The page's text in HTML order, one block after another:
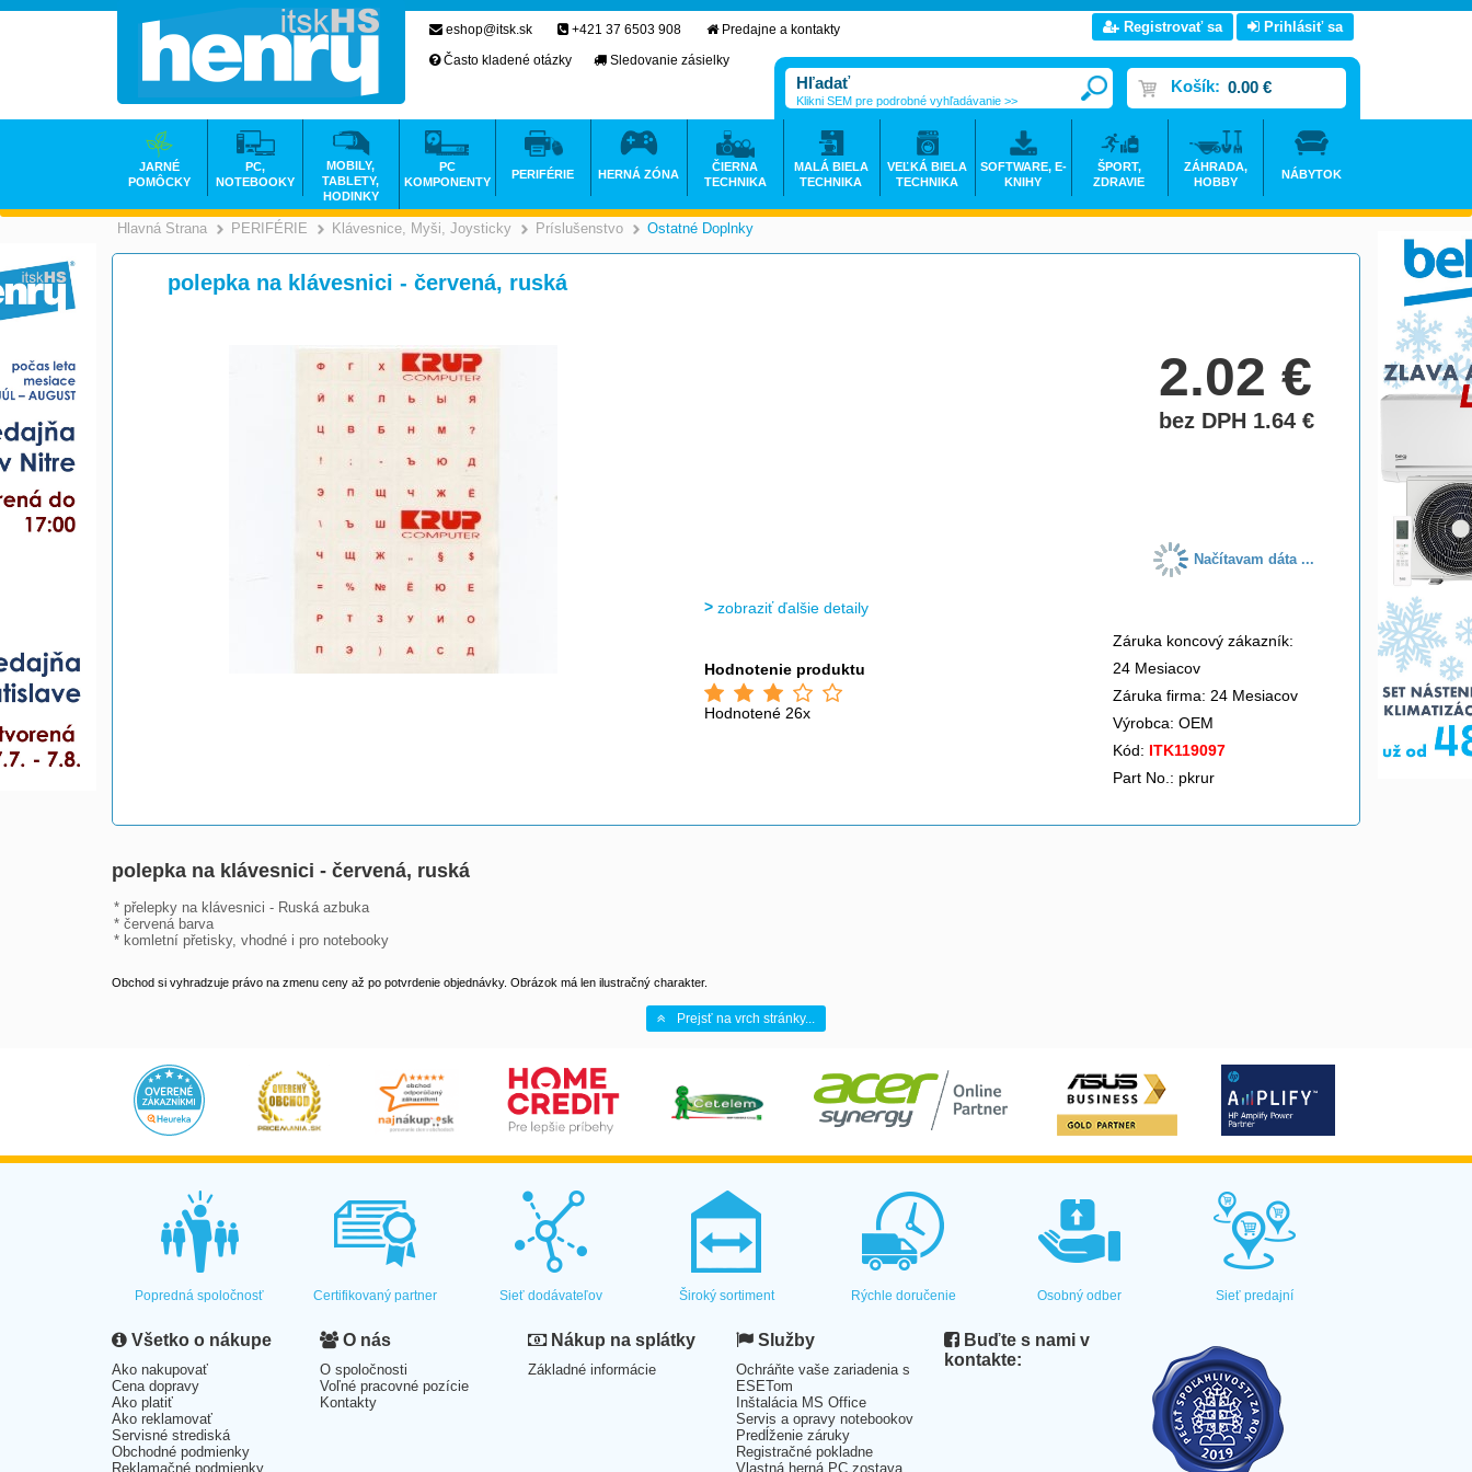
Hlavná Strana >
PERIFÉRIE >
Klávesnice, Myši, Joysticky >
Príslušenstvo Ostatné Doplnky
polepka na klávesnici - červená, ruská
2.02€
bez DPH 1.64€
Načítavam dáta ...
zobraziť ďalšie detaily
Hodnotenie produktu
Hodnotené 26x
Záruka koncový zákazník:
24 Mesiacov
Záruka firma: 24 Mesiacov
Výrobca: OEM
Kód: ITK119097
Part No.: pkrur
polepka na klávesnici - červená, ruská
* přelepky na klávesnici - Ruská azbuka
* červená barva
* komletní přetisky, vhodné i pro notebooky
Obchod si vyhradzuje právo na zmenu ceny až po potvrdenie objednávky. Obrázok má len ilustračný charakter.
Prejsť na vrch stránky...
eshop@itsk.sk +421 37 6503 908
Predajne a kontakty
Často kladené otázky
Sledovanie zásielky
Registrovať sa Prihlásiť sa
Košík: 0.00 €
Klikni SEM pre podrobné vyhľadávanie >>
JARNÉ
POMÔCKY
PC,
NOTEBOOKY
MOBILY,
TABLETY,
HODINKY
PC
KOMPONENTY
PERIFÉRIE HERNÁ ZÓNA
ČIERNA
TECHNIKA
MALÁ BIELA
TECHNIKA
VEĽKÁ BIELA
TECHNIKA
SOFTWARE, E-
KNIHY
ŠPORT,
ZDRAVIE
ZÁHRADA,
HOBBY
NÁBYTOK
Popredná spoločnosť Certifikovaný partner Sieť dodávateľov Široký sortiment Rýchle doručenie Osobný odber Sieť predajní
Všetko o nákupe
Ako nakupovať
Cena dopravy
Ako platiť
Ako reklamovať
Servisné strediská
Obchodné podmienky
Reklamačné podmienky
O nás
O spoločnosti
Voľné pracovné pozície
Kontakty
Nákup na splátky
Základné informácie
Služby
Ochráňte vaše zariadenia s
ESETom
Inštalácia MS Office
Servis a opravy notebookov
Predĺženie záruky
Registračné pokladne
Vlastná herná PC zostava
Buďte s nami v
kontakte: